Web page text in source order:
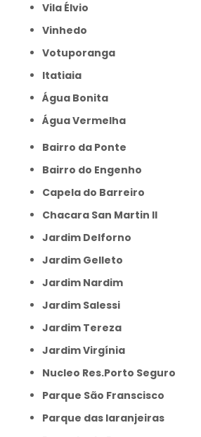
Vila Élvio
Vinhedo
Votuporanga
itatiaia
Água Bonita
Água Vermelha
Bairro da Ponte
Bairro do Engenho
Capela do Barreiro
Chacara San Martin II
Jardim Delforno
Jardim Gelleto
Jardim Nardim
Jardim Salessi
Jardim Tereza
Jardim Virgínia
Nucleo Res.Porto Seguro
Parque São Franscisco
Parque das laranjeiras